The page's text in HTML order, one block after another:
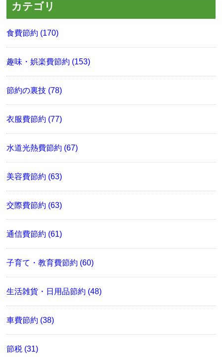
カテゴリ
食費節約 (170)
趣味・娯楽費節約 (153)
節約の裏技 (78)
衣服費節約 (77)
水道光熱費節約 (67)
美容費節約 (63)
交際費節約 (63)
通信費節約 (61)
子育て・教育費節約 (60)
生活雑貨・日用品節約 (48)
車費節約 (38)
節税 (31)